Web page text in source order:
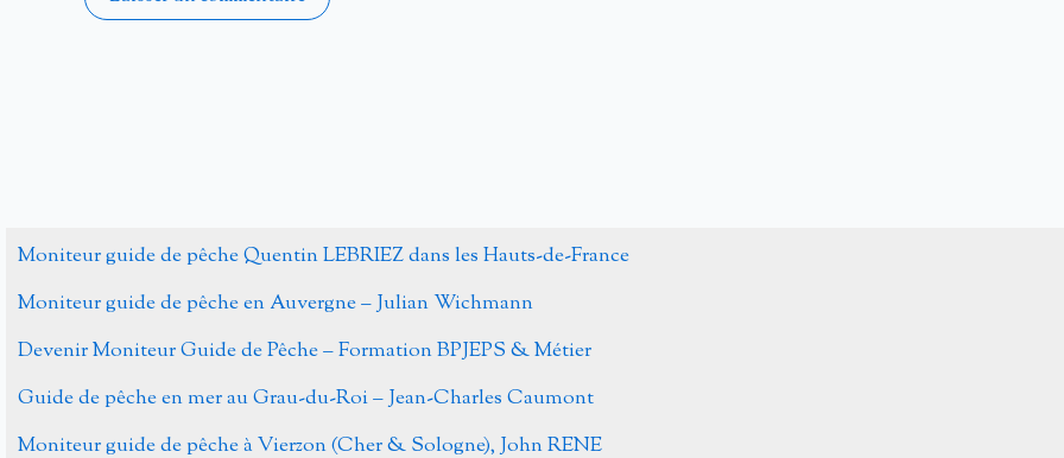
Moniteur guide de pêche Quentin LEBRIEZ dans les Hauts-de-France
Moniteur guide de pêche en Auvergne – Julian Wichmann
Devenir Moniteur Guide de Pêche – Formation BPJEPS & Métier
Guide de pêche en mer au Grau-du-Roi – Jean-Charles Caumont
Moniteur guide de pêche à Vierzon (Cher & Sologne), John RENE